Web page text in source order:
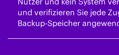
und verifizieren Sie jede
Backup-Speicher